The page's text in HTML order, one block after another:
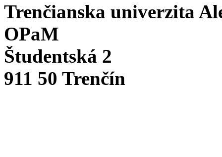
Trenčianska univerzita
OPaM
Študentská 2
911 50 Trenčín